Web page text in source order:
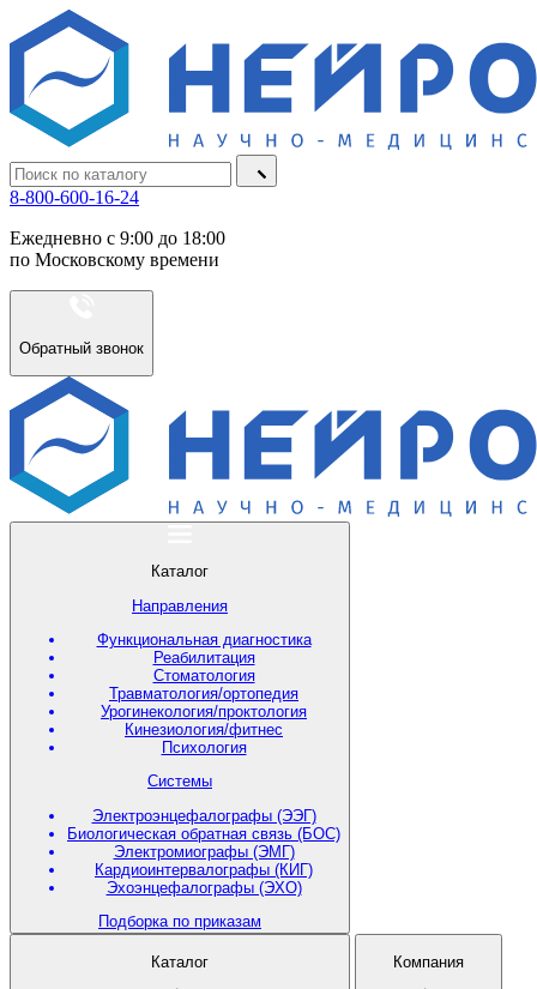
8-800-600-16-24
Ежедневно с 9:00 до 18:00
по Московскому времени
Обратный звонок
Каталог
Направления
Функциональная диагностика
Реабилитация
Стоматология
Травматология/ортопедия
Урогинекология/проктология
Кинезиология/фитнес
Психология
Системы
Электроэнцефалографы (ЭЭГ)
Биологическая обратная связь (БОС)
Электромиографы (ЭМГ)
Кардиоинтервалографы (КИГ)
Эхоэнцефалографы (ЭХО)
Подборка по приказам
Каталог Компания